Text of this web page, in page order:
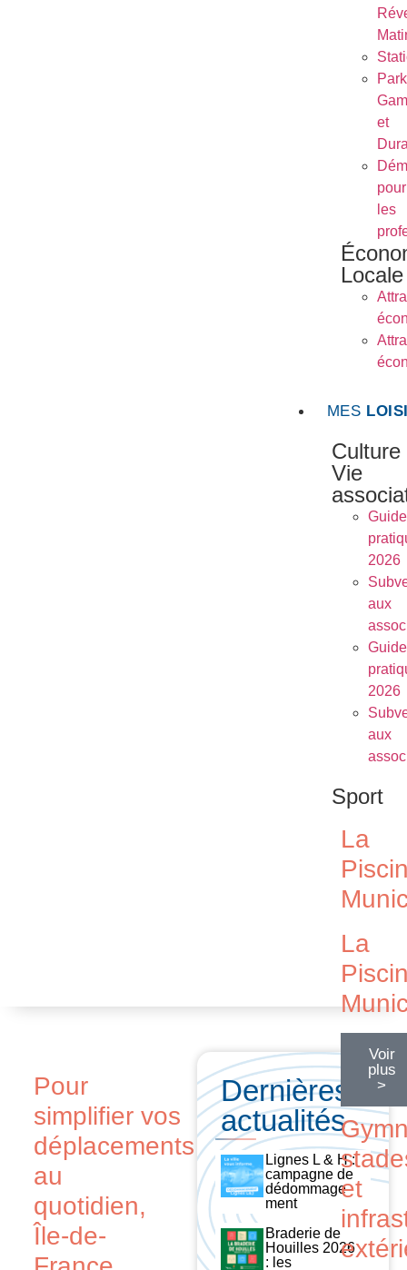
et
pour
les
Locale
MES
Culture
Vie
Guide
2026
aux
Guide
2026
aux
Sport
La
La
Voir
plus
>
et
Pour
simplifier vos
déplacements
au
quotidien,
Île-de-
Dernières
actualités
Lignes L & H :
campagne de
dédommage
ment
Braderie de
Houilles 2026
: les